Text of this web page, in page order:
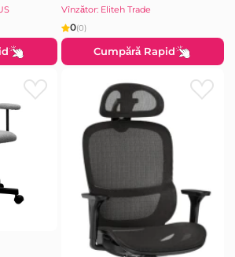
Vînzător: Eliteh Trade
0(0)
Cumpără Rapid